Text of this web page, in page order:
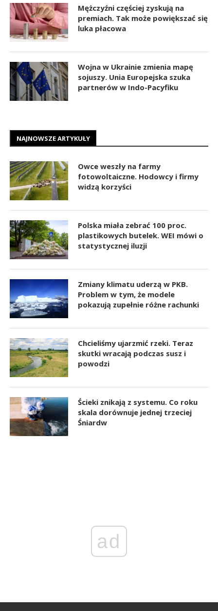
Mężczyźni częściej zyskują na
premiach. Tak może powiększać się
luka płacowa
Wojna w Ukrainie zmienia mapę
sojuszy. Unia Europejska szuka
partnerów w Indo-Pacyfiku
NAJNOWSZE ARTYKUŁY
Owce weszły na farmy
fotowoltaiczne. Hodowcy i firmy
widzą korzyści
Polska miała zebrać 100 proc.
plastikowych butelek. WEI mówi o
statystycznej iluzji
Zmiany klimatu uderzą w PKB.
Problem w tym, że modele
pokazują zupełnie różne rachunki
Chcieliśmy ujarzmić rzeki. Teraz
skutki wracają podczas susz i
powodzi
Ścieki znikają z systemu. Co roku
skala dorównuje jednej trzeciej
Śniardw
ad